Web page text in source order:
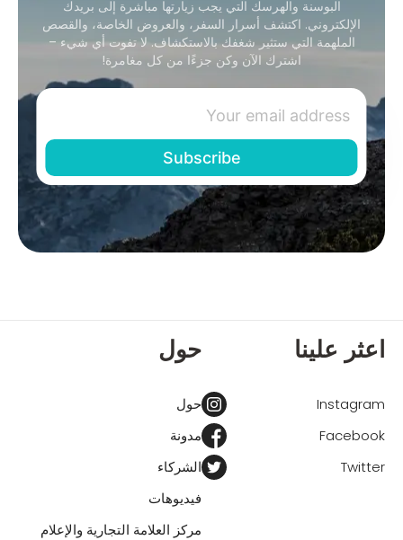
البوسنة والهرسك التي يجب زيارتها مباشرة إلى بريدك
الإلكتروني. اكتشف أسرار السفر، والعروض الخاصة، والقصص
الملهمة التي ستثير شغفك بالاستكشاف. لا تفوت أي شيء –
اشترك الآن وكن جزءًا من كل مغامرة!
اعثر علينا
Instagram
Facebook
Twitter
حول
حول
مدونة
الشركاء
فيديوهات
مركز العلامة التجارية والإعلام